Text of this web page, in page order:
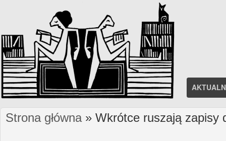
Jesteś tutaj
Strona główna» Wkrótce ruszają zapisy